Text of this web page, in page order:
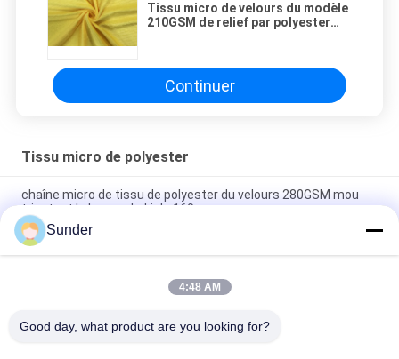
Tissu micro de velours du modèle
210GSM de relief par polyester
Continuer
Tissu micro de polyester
chaîne micro de tissu de polyester du velours 280GSM mou
tricotant la largeur kaki de 160cm
240GSM 92 pour cent de polyester trame de Spandex de 8
pour cent tricotant le vert bleu
Le tricotage de trame extensible de tissu micro de polyester
Sunder
4:48 AM
Good day, what product are you looking for?